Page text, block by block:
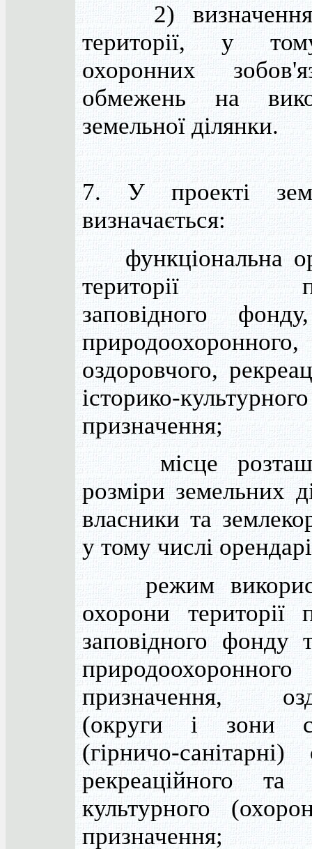
2) визначення
території, у
охоронних
обмежень на
земельної ділянки.
7. У проекті
визначається:
функціональна
території
заповідного
природоохоронного,
оздоровчого,
історико-культурного
призначення;
місце
розміри земельних
власники та
у тому числі
режим
охорони території
заповідного фонду
природоохоронного
призначення,
(округи і зони
(гірничо-
рекреаційного та
культурного
призначення;